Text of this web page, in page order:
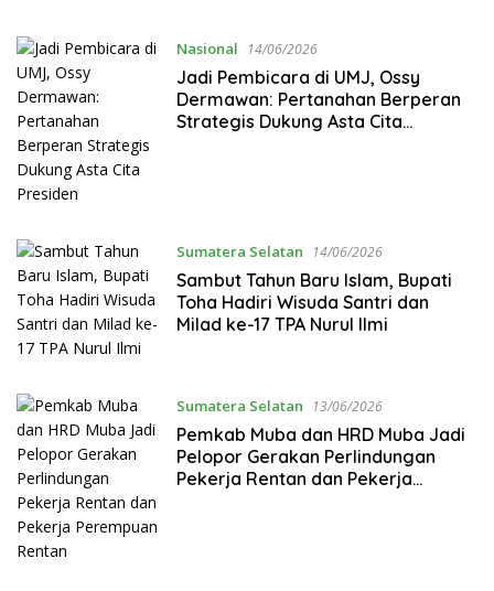
Nasional 14/06/2026
Jadi Pembicara di UMJ, Ossy
Dermawan: Pertanahan Berperan
Strategis Dukung Asta Cita
Sumatera Selatan 14/06/2026
Sambut Tahun Baru Islam, Bupati
Toha Hadiri Wisuda Santri dan
Milad ke-17 TPA Nurul Ilmi
Sumatera Selatan 13/06/2026
Pemkab Muba dan HRD Muba Jadi
Pelopor Gerakan Perlindungan
Pekerja Rentan dan Pekerja